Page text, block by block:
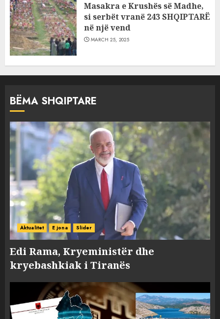
Masakra e Krushës së Madhe,
si serbët vranë 243 SHQIPTARË
në një vend
MARCH 25, 2025
BËMA SHQIPTARE
Aktualitet E jona Slider
Edi Rama, Kryeministër dhe
kryebashkiak i Tiranës